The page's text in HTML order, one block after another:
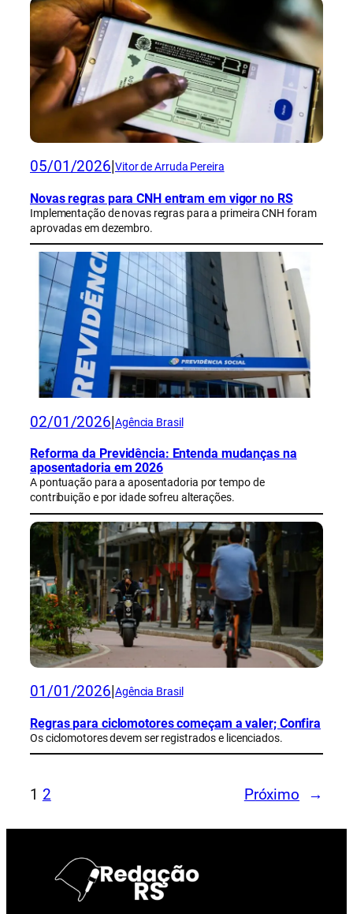
05/01/2026 Vitor de Arruda Pereira
Novas regras para CNH entram em vigor no RS
Implementação de novas regras para a primeira CNH foram
aprovadas em dezembro.
02/01/2026 Agência Brasil
Reforma da Previdência: Entenda mudanças na
aposentadoria em 2026
A pontuação para a aposentadoria por tempo de
contribuição e por idade sofreu alterações.
01/01/2026 Agência Brasil
Regras para ciclomotores começam a valer; Confira
Os ciclomotores devem ser registrados e licenciados.
1 2 Próximo →